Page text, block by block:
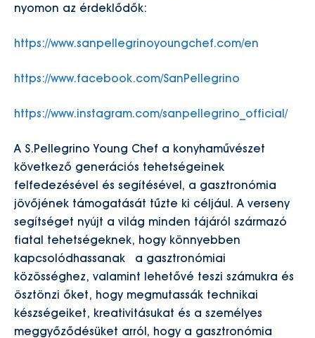
nyomon az érdeklődők:
https://www.sanpellegrinoyoungchef.com/en
https://www.facebook.com/SanPellegrino
https://www.instagram.com/sanpellegrino_official/
A S.Pellegrino Young Chef a konyhaművészet
következő generációs tehetségeinek
felfedezésével és segítésével, a gasztronómia
jövőjének támogatását tűzte ki céljául. A verseny
segítséget nyújt a világ minden tájáról származó
fiatal tehetségeknek, hogy könnyebben
kapcsolódhassanak a gasztronómiai
közösséghez, valamint lehetővé teszi számukra és
ösztönzi őket, hogy megmutassák technikai
készségeiket, kreativitásukat és a személyes
meggyőződésüket arról, hogy a gasztronómia